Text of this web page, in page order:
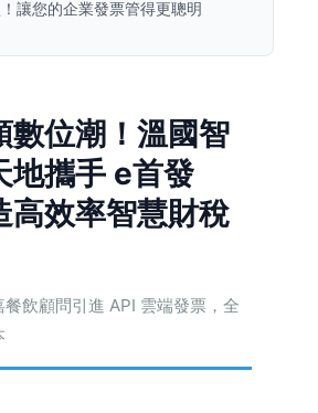
讓您的企業發票管得更聰明
數位潮！溫國智
地攜手 e首發
高效率智慧財稅
飲顧問引進 API 雲端發票，全